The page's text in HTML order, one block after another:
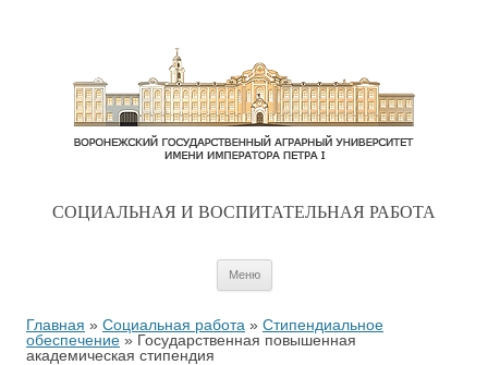
CОЦИАЛЬНАЯ И ВОСПИТАТЕЛЬНАЯ РАБОТА
Меню
Главная » Социальная работа » Стипендиальное
обеспечение » Государственная повышенная
академическая стипендия